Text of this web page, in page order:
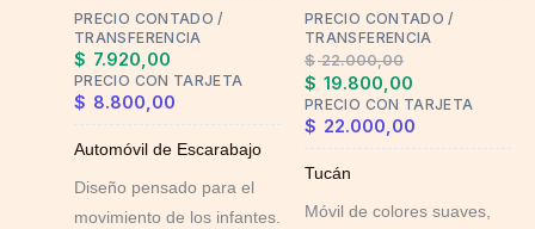
PRECIO CONTADO /
TRANSFERENCIA
$ 7.920,00
PRECIO CON TARJETA
$ 8.800,00
Automóvil de Escarabajo
Diseño pensado para el
movimiento de los infantes.
be
chosen
on
the
product
PRECIO CONTADO /
TRANSFERENCIA
$22.000,00
$ 19.800,00
PRECIO CON TARJETA
$ 22.000,00
Tucán
Móvil de colores suaves,